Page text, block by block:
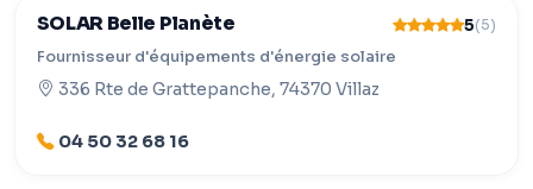
SOLAR Belle Planète 5(5)
Fournisseur d'équipements d'énergie solaire
336 Rte de Grattepanche, 74370 Villaz
04 50 32 68 16